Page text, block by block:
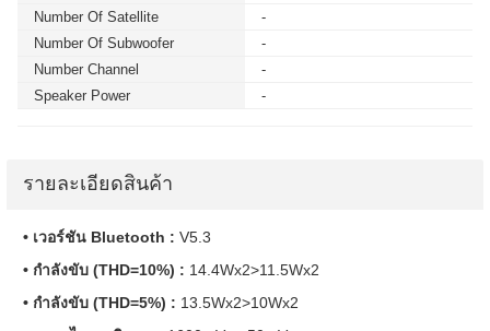
Number Of Satellite
-
Number Of Subwoofer
-
Number Channel
-
Speaker Power
-
รายละเอียดสินค้า
• เวอร์ชัน Bluetooth : V5.3
• กำลังขับ (THD=10%) : 14.4Wx2>11.5Wx2
• กำลังขับ (THD=5%) : 13.5Wx2>10Wx2